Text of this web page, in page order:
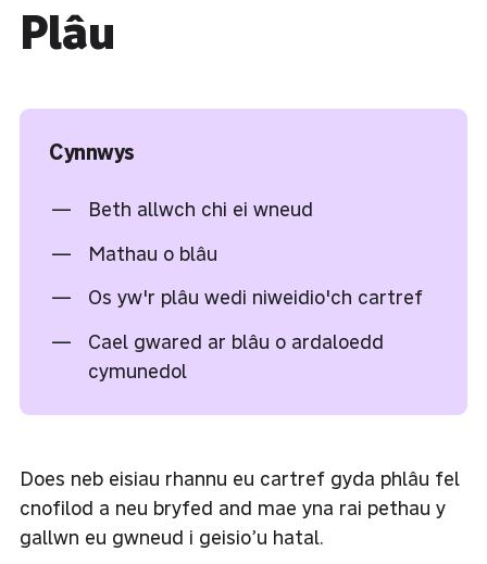
Plâu
Cynnwys
Beth allwch chi ei wneud
Mathau o blâu
Os yw'r plâu wedi niweidio'ch cartref
Cael gwared ar blâu o ardaloedd
cymunedol
Does neb eisiau rhannu eu cartref gyda phlâu fel
cnofilod a neu bryfed and mae yna rai pethau y
gallwn eu gwneud i geisio’u hatal.